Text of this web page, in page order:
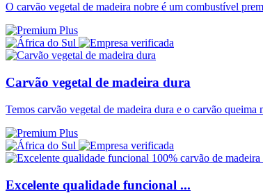
O carvão vegetal de madeira nobre é um combustível
Carvão vegetal de madeira dura
Temos carvão vegetal de madeira dura e o carvão queima
Excelente qualidade funcional ...